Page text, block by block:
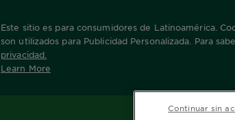
Este sitio es para consumidores de Latinoamérica.
son utilizados para Publicidad Personalizada. Para
privacidad
Learn More
Home Nuestras Marcas
Continuar sin